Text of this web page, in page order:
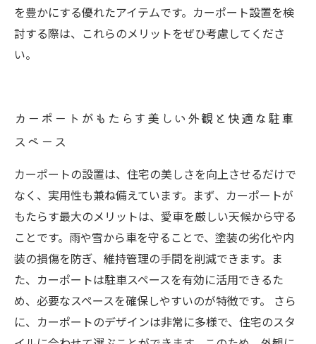
を豊かにする優れたアイテムです。カーポート設置を検
討する際は、これらのメリットをぜひ考慮してくださ
い。
カーポートがもたらす美しい外観と快適な駐車
スペース
カーポートの設置は、住宅の美しさを向上させるだけで
なく、実用性も兼ね備えています。まず、カーポートが
もたらす最大のメリットは、愛車を厳しい天候から守る
ことです。雨や雪から車を守ることで、塗装の劣化や内
装の損傷を防ぎ、維持管理の手間を削減できます。ま
た、カーポートは駐車スペースを有効に活用できるた
め、必要なスペースを確保しやすいのが特徴です。 さら
に、カーポートのデザインは非常に多様で、住宅のスタ